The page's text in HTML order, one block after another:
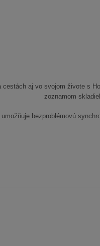
cestách aj vo svojom živote s
zoznamom
umožňuje bezproblémovú